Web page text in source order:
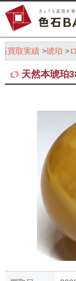
買取実績 琥珀
天然本琥珀